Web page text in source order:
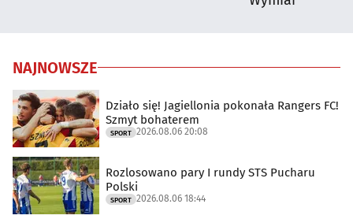
NAJNOWSZE
Działo się! Jagiellonia pokonała Rangers FC!
Szmyt bohaterem
SPORT 2026.08.06 20:08
Rozlosowano pary I rundy STS Pucharu
Polski
SPORT 2026.08.06 18:44